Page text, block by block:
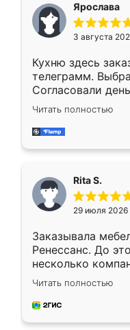
Ярослава
3 августа
Кухню здесь
телеграмм.
Согласовали
недели кухня
довольны
мебель за
Читать полностью
Rita S.
29 июля 2026
Заказывала
Ренессанс. До
несколько
эту. Сначала
приехал
и снял размеры.
Читать полностью